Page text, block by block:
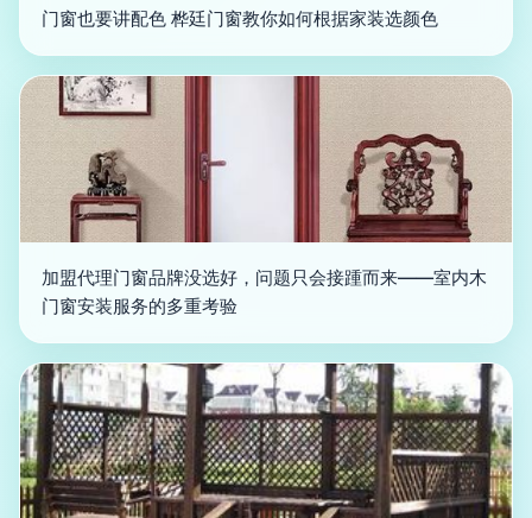
门窗也要讲配色 桦廷门窗教你如何根据家装选颜色
加盟代理门窗品牌没选好，问题只会接踵而来——室内木
门窗安装服务的多重考验